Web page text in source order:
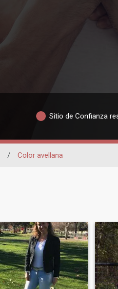
Sitio de Confianza
/ Color avellana